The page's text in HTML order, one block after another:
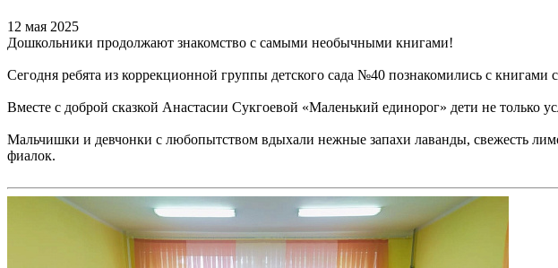
12 мая 2025
Дошкольники продолжают знакомство с самыми необычными книгами!
Сегодня ребята из коррекционной группы детского сада №40 познакомились с книгами
Вместе с доброй сказкой Анастасии Сукгоевой «Маленький единорог» дети не
Мальчишки и девчонки с любопытством вдыхали нежные запахи лаванды, свежесть
фиалок.